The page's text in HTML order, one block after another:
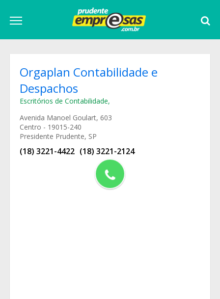
Orgaplan Contabilidade e
Despachos
Escritórios de Contabilidade,
Avenida Manoel Goulart, 603
Centro - 19015-240
Presidente Prudente, SP
(18) 3221-4422 (18) 3221-2124